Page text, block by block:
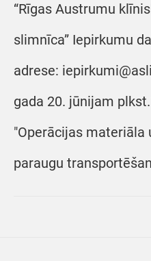
“Rīgas Austrumu
slimnīca” Iepirkumu
adrese:
gada 20. jūnijam
"Operācijas materiāla
paraugu